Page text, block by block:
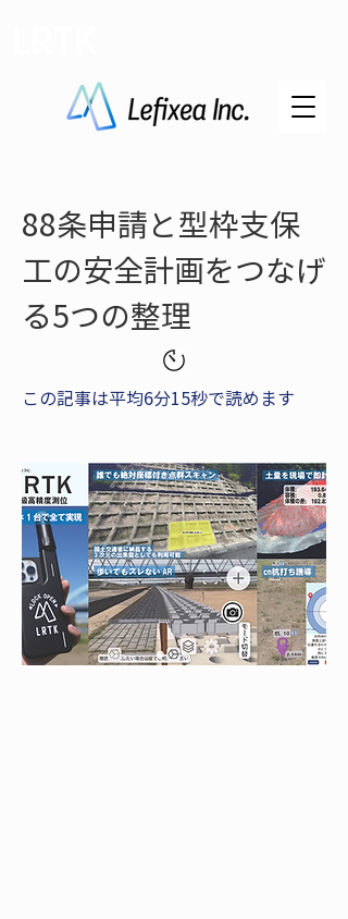
88条申請と型枠支保
工の安全計画をつなげ
る5つの整理
この記事は平均6分15秒で読めます